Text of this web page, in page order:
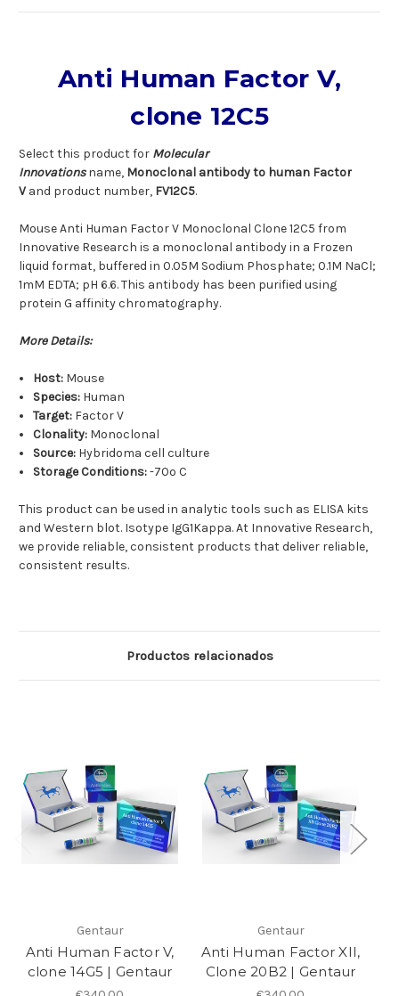
Anti Human Factor V,
clone 12C5
Select this product for Molecular
Innovations name, Monoclonal antibody to human Factor
V and product number, FV12C5.
Mouse Anti Human Factor V Monoclonal Clone 12C5 from
Innovative Research is a monoclonal antibody in a Frozen
liquid format, buffered in 0.05M Sodium Phosphate; 0.1M NaCl;
1mM EDTA; pH 6.6. This antibody has been purified using
protein G affinity chromatography.
More Details:
Host: Mouse
Species: Human
Target: Factor V
Clonality: Monoclonal
Source: Hybridoma cell culture
Storage Conditions:-70o C
This product can be used in analytic tools such as ELISA kits
and Western blot. Isotype IgG1Kappa. At Innovative Research,
we provide reliable, consistent products that deliver reliable,
consistent results.
Productos relacionados
Gentaur
Anti Human Factor V,
clone 14G5 | Gentaur
Gentaur
Anti Human Factor XII,
Clone 20B2 | Gentaur